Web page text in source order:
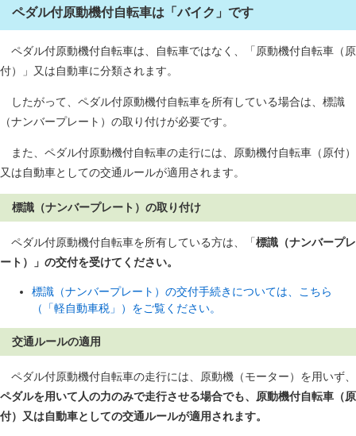
ペダル付原動機付自転車は「バイク」です
ペダル付原動機付自転車は、自転車ではなく、「原動機付自転車（原
付）」又は自動車に分類されます。
したがって、ペダル付原動機付自転車を所有している場合は、標識
（ナンバープレート）の取り付けが必要です。
また、ペダル付原動機付自転車の走行には、原動機付自転車（原付）
又は自動車としての交通ルールが適用されます。
標識（ナンバープレート）の取り付け
ペダル付原動機付自転車を所有している方は、「標識（ナンバープレ
ート）」の交付を受けてください。
標識（ナンバープレート）の交付手続きについては、こちら
（「軽自動車税」）をご覧ください。
交通ルールの適用
ペダル付原動機付自転車の走行には、原動機（モーター）を用いず、
ペダルを用いて人の力のみで走行させる場合でも、原動機付自転車（原
付）又は自動車としての交通ルールが適用されます。